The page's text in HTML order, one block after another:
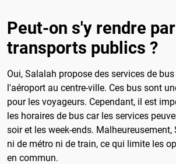
Peut-on s'y rendre
transports publics ?
Oui, Salalah propose des services de
l'aéroport au centre-ville. Ces bus sont
pour les voyageurs. Cependant, il est
les horaires de bus car les services
soir et les week-ends.
ni de métro ni de train, ce qui limite les
en commun.